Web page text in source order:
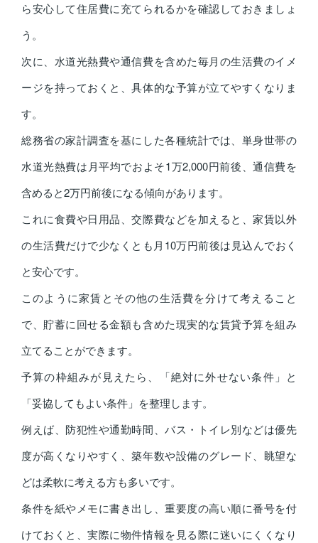
ら安心して住居費に充てられるかを確認しておきましょ
う。
次に、水道光熱費や通信費を含めた毎月の生活費のイメ
ージを持っておくと、具体的な予算が立てやすくなりま
す。
総務省の家計調査を基にした各種統計では、単身世帯の
水道光熱費は月平均でおよそ1万2,000円前後、通信費を
含めると2万円前後になる傾向があります。
これに食費や日用品、交際費などを加えると、家賃以外
の生活費だけで少なくとも月10万円前後は見込んでおく
と安心です。
このように家賃とその他の生活費を分けて考えること
で、貯蓄に回せる金額も含めた現実的な賃貸予算を組み
立てることができます。
予算の枠組みが見えたら、「絶対に外せない条件」と
「妥協してもよい条件」を整理します。
例えば、防犯性や通勤時間、バス・トイレ別などは優先
度が高くなりやすく、築年数や設備のグレード、眺望な
どは柔軟に考える方も多いです。
条件を紙やメモに書き出し、重要度の高い順に番号を付
けておくと、実際に物件情報を見る際に迷いにくくなり